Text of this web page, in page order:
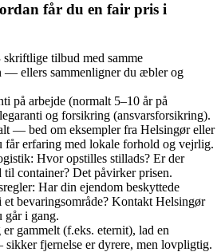
får du en fair pris i
tilbud med samme
— ellers sammenligner du æbler og
på arbejde (normalt 5–10 år på
og forsikring (ansvarsforsikring).
— bed om eksempler fra Helsingør eller
får erfaring med lokale forhold og vejrlig.
Hvor opstilles stillads? Er der
til container? Det påvirker prisen.
Har din ejendom beskyttede
et bevaringsområde? Kontakt Helsingør
går i gang.
gammelt (f.eks. eternit), lad en
fjernelse er dyrere, men lovpligtig.